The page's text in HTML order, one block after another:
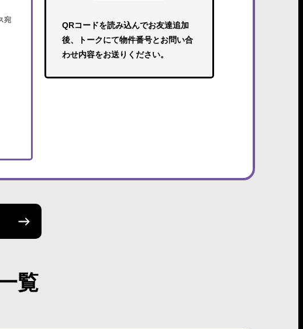
宛
QRコードを読み込んでお友達追加
後、トークにて物件番号とお問い合
わせ内容をお送りください。
覧